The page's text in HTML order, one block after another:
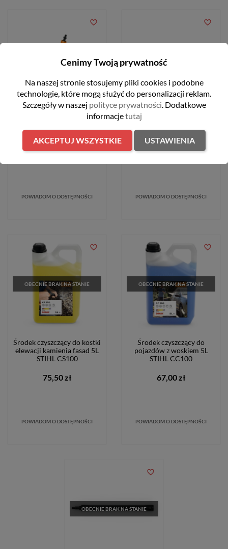
OBECNIE BRAK NA STANIE
Obrotowy wałek szczotki do
92,99 zł
POWIADOM O DOSTĘPNOŚCI
favorite_border
OBECNIE BRAK NA STANIE
Zestaw do udrażniania rur do
239,00 zł
POWIADOM O DOSTĘPNOŚCI
favorite_border
OBECNIE BRAK NA STANIE
Środek czyszczący do kostki
elewacji kamienia fasad 5L
STIHL CS100
75,50 zł
POWIADOM O DOSTĘPNOŚCI
favorite_border
OBECNIE BRAK NA STANIE
Środek czyszczący do
pojazdów z woskiem 5L
STIHL CC100
67,00 zł
POWIADOM O DOSTĘPNOŚCI
favorite_border
OBECNIE BRAK NA STANIE
favorite_border
Cenimy Twoją prywatność
Na naszej stronie stosujemy pliki cookies i podobne
technologie, które mogą służyć do personalizacji reklam.
Szczegóły w naszej polityce prywatności. Dodatkowe
informacjetutaj
AKCEPTUJ WSZYSTKIE USTAWIENIA